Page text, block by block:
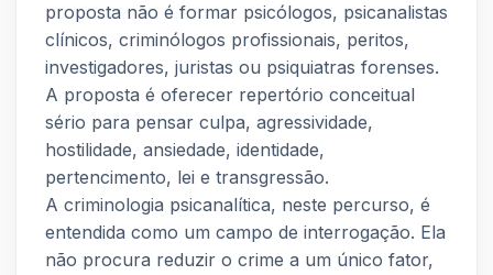
proposta não é formar psicólogos, psicanalistas
clínicos, criminólogos profissionais, peritos,
investigadores, juristas ou psiquiatras forenses.
A proposta é oferecer repertório conceitual
sério para pensar culpa, agressividade,
hostilidade, ansiedade, identidade,
pertencimento, lei e transgressão.
A criminologia psicanalítica, neste percurso, é
entendida como um campo de interrogação. Ela
não procura reduzir o crime a um único fator,